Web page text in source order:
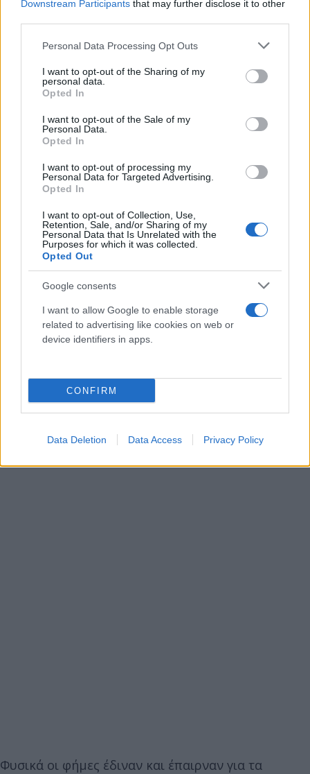
Downstream Participants that may further disclose it to other
Please note that this website/app uses one or more Google
not limited to your visit or usage behaviour. You may click to
grant or deny consent to Google and its third-party tags to
use your data for below specified purposes in below Google
consent section.
Personal Data Processing Opt Outs
I want to opt-out of the Sharing of my
personal data.
Opted In
I want to opt-out of the Sale of my
Personal Data.
Opted In
I want to opt-out of processing my
Personal Data for Targeted Advertising.
Opted In
I want to opt-out of Collection, Use,
Retention, Sale, and/or Sharing of my
Personal Data that Is Unrelated with the
Purposes for which it was collected.
Opted Out
Google consents
I want to allow Google to enable storage
related to advertising like cookies on web or
device identifiers in apps.
CONFIRM
Data Deletion Data Access Privacy Policy
Φυσικά οι φήμες έδιναν και έπαιρναν για τα